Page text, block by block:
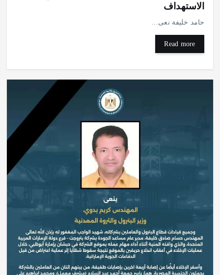
الاستهداف
حامد خليفة نعى…
Read more